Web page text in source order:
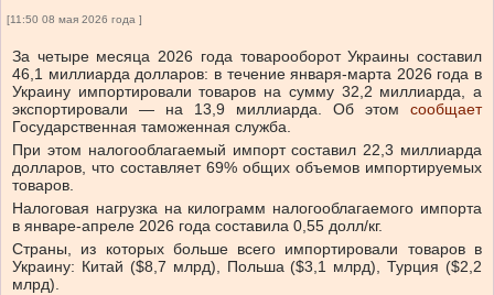
[11:50 08 мая 2026 года ]
За четыре месяца 2026 года товарооборот Украины составил
46,1 миллиарда долларов: в течение января-марта 2026 года в
Украину импортировали товаров на сумму 32,2 миллиарда, а
экспортировали — на 13,9 миллиарда.
Об этом
сообщает
Государственная таможенная служба.
При этом налогооблагаемый импорт составил 22,3 миллиарда
долларов, что составляет 69% общих объемов импортируемых
товаров.
Налоговая нагрузка на килограмм налогооблагаемого импорта
в январе-апреле 2026 года составила 0,55 долл/кг.
Страны, из которых больше всего импортировали товаров в
Украину: Китай ($8,7 млрд), Польша ($3,1 млрд), Турция ($2,2
млрд).